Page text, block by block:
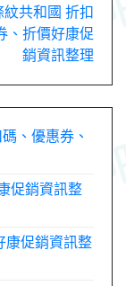
紋共和國 折扣
、折價好康促
銷資訊整理
、優惠券、
促銷資訊整
康促銷資訊整